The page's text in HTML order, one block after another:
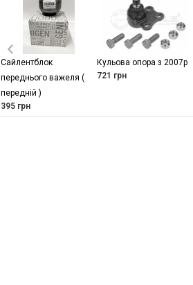
Сайлентблок
переднього важеля (
передній )
395 грн
Кульова опора з 2007р
721 грн